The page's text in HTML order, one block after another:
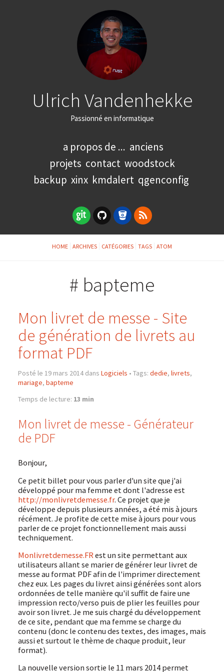
Ulrich Vandenhekke
Passionné en informatique
a propos de ... anciens
projets contact woodstock
backup xinx kmdalert qgenconfig
HOME ARCHIVES CATÉGORIES TAGS ATOM
# bapteme
Mon livret de messe - Site
de génération de livrets au
format PDF
Posté le 19 mars 2014 dans Logiciels • Tags: dedie, livrets,
mariage, bapteme
Temps de lecture: 13 min
Mon livret de messe - Générateur
de PDF
Bonjour,
Ce petit billet pour vous parler d'un site que j'ai
développé pour ma femme et dont l'adresse est
http://monlivretdemesse.fr. Ce projet que je
développe depuis plusieurs années, a été mis à jours
récément. Je profite de cette mise à jours pour vous
parler de ce projet fonctionnellement mais aussi
techniquement.
Monlivretdemesse.FR est un site permettant aux
utilisateurs allant se marier de générer leur livret de
messe au format PDF afin de l'imprimer directement
chez eux. Les pages du livret ainsi générées sont alors
ordonnées de telle manière qu'il suffit de faire une
impression recto/verso puis de plier les feuilles pour
avoir son livret. Je me suis chargé du développement
de ce site, pendant que ma femme se charge du
contenu (donc le contenu des textes, des images, mais
aussi et surtout le thème de chaque produit, leur
format).
La nouvelle version sortie le 11 mars 2014 permet